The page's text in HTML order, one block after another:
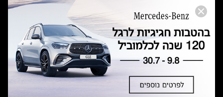
הודעה על הטבות לרכבי מרצדס בהסדר פשרה בתצ 56447-02-19
תקנון ימי מכירות 120 לכלמוביל
מצאו אותנו